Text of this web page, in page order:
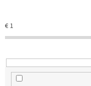
r
e
d
e
€1